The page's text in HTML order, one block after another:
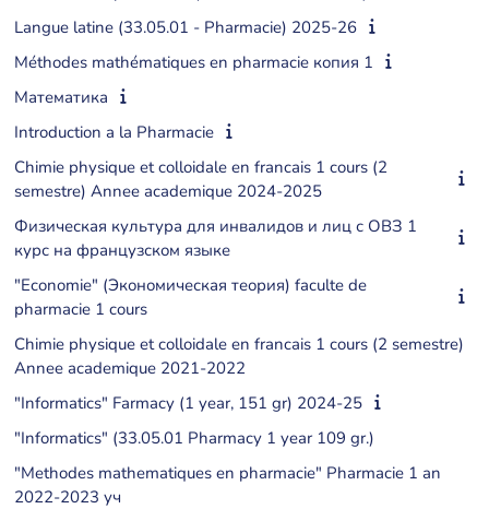
Langue latine (33.05.01 - Pharmacie) 2025-26
Méthodes mathématiques en pharmacie копия 1
Математика
Introduction a la Pharmacie
Chimie physique et colloidale en francais 1 cours (2
semestre) Annee academique 2024-2025
Физическая культура для инвалидов и лиц с ОВЗ 1
курс на французском языке
"Economie" (Экономическая теория) faculte de
pharmacie 1 cours
Chimie physique et colloidale en francais 1 cours (2 semestre)
Annee academique 2021-2022
"Informatics" Farmacy (1 year, 151 gr) 2024-25
"Informatics" (33.05.01 Pharmacy 1 year 109 gr.)
"Methodes mathematiques en pharmacie" Pharmacie 1 an
2022-2023 уч